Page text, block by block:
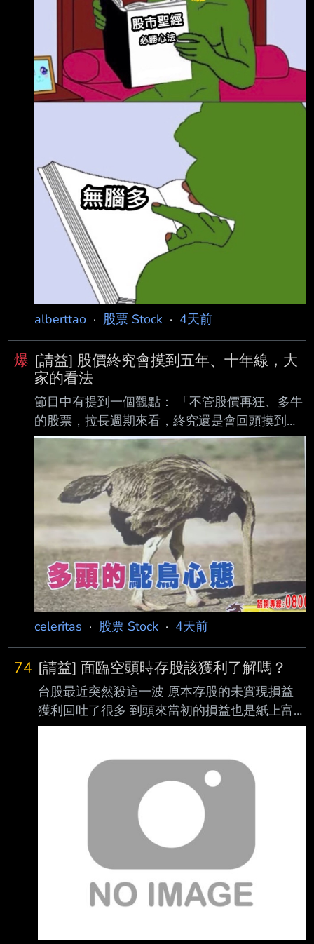
alberttao · 股票 Stock · 4天前
爆 [請益] 股價終究會摸到五年、十年線，大
家的看法
節目中有提到一個觀點： 「不管股價再狂、多牛
的股票，拉長週期來看，終究還是會回頭摸到五
年線（60月線）甚至十年線（120月線）。」 聽
完這段讓我稍微思考了一下「均值回歸」跟「週
期」這件事。 回顧歷史，在強烈多頭市場的時
候，大家常常會有一種「這次不一樣」的錯覺。
很多飆股或權值股的乖離率拉到天際，看起來像
一去不複返。但拉長線來看： 1. 護國神山與大
盤：像 2022 年大空頭時，台積電跌到 370 幾，
確實就是回頭把五年線甚至十年線摸好摸滿。當
時敢在均線附近分批抄底的人，現在基本都賺
翻。 2. 美股科技巨頭：
celeritas · 股票 Stock · 4天前
74 [請益] 面臨空頭時存股該獲利了解嗎？
台股最近突然殺這一波 原本存股的未實現損益
獲利回吐了很多 到頭來當初的損益也是紙上富
貴 雖然說存股是長期的事情 知道時間過久了總
可是如果我明知現在就是走空 現在走的趨勢就
是這樣價格一定還會更低 那是不是該把它獲利
了解 等到開始止跌了或是真的跌很深 再買回來
雖然會比當初的成本高 但是如果漲回原本的價
格 這樣不就可以避免獲利回吐又可以賺一點 雖
然這就要看自己的操作了 畢竟沒人知道哪裡是
高點哪裡是低點 當面臨空頭時大家存股都是放
著不動嗎 --